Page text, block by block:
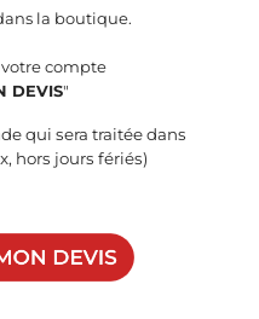
la boutique.
compte
DEVIS"
qui sera traitée dans
hors jours fériés)